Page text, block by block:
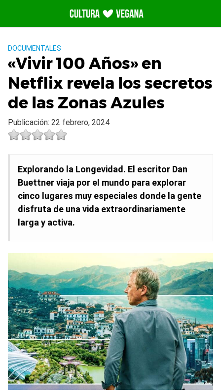
contenido
DOCUMENTALES
«Vivir 100 Años» en
Netflix revela los secretos
de las Zonas Azules
Publicación: 22 febrero, 2024
Explorando la Longevidad. El escritor Dan
Buettner viaja por el mundo para explorar
cinco lugares muy especiales donde la gente
disfruta de una vida extraordinariamente
larga y activa.